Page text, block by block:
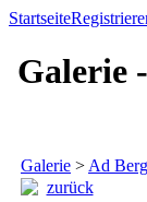
Startseite
Galerie
Galerie > Ad